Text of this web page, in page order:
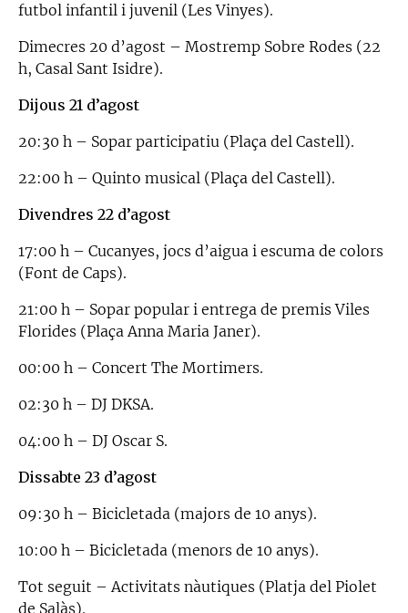
futbol infantil i juvenil (Les Vinyes).
Dimecres 20 d’agost – Mostremp Sobre Rodes (22
h, Casal Sant Isidre).
Dijous 21 d’agost
20:30 h – Sopar participatiu (Plaça del Castell).
22:00 h – Quinto musical (Plaça del Castell).
Divendres 22 d’agost
17:00 h – Cucanyes, jocs d’aigua i escuma de colors
(Font de Caps).
21:00 h – Sopar popular i entrega de premis Viles
Florides (Plaça Anna Maria Janer).
00:00 h – Concert The Mortimers.
02:30 h – DJ DKSA.
04:00 h – DJ Oscar S.
Dissabte 23 d’agost
09:30 h – Bicicletada (majors de 10 anys).
10:00 h – Bicicletada (menors de 10 anys).
Tot seguit – Activitats nàutiques (Platja del Piolet
de Salàs).